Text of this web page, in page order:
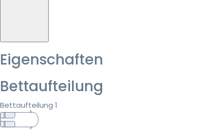
Eigenschaften
Bettaufteilung
Bettaufteilung 1